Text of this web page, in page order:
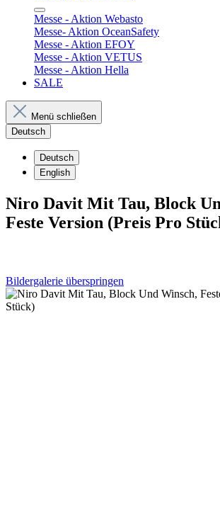
Messe - Aktion Webasto
Messe- Aktion OceanSafety
Messe - Aktion EFOY
Messe - Aktion VETUS
Messe - Aktion Hella
SALE
Menü schließen
Deutsch
Deutsch
English
Niro Davit Mit Tau, Block
Feste Version (Preis Pro
Bildergalerie überspringen